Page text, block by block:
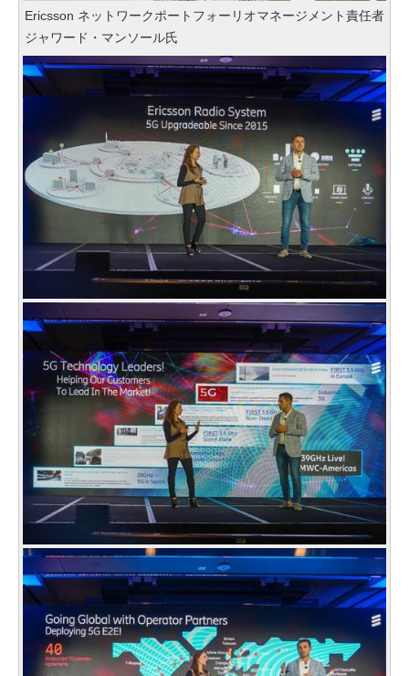
Ericsson ネットワークポートフォーリオマネージメント責任者
ジャワード・マンソール氏